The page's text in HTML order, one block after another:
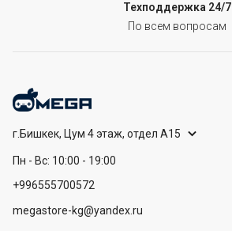
Техподдержка 24/7
По всем вопросам
г.Бишкек, Цум 4 этаж, отдел А15
Пн - Вс: 10:00 - 19:00
+996555700572
megastore-kg@yandex.ru